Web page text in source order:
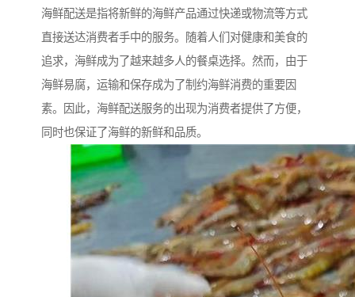
海鲜配送是指将新鲜的海鲜产品通过快递或物流等方式
直接送达消费者手中的服务。随着人们对健康和美食的
追求，海鲜成为了越来越多人的餐桌选择。然而，由于
海鲜易腐，运输和保存成为了制约海鲜消费的重要因
素。因此，海鲜配送服务的出现为消费者提供了方便，
同时也保证了海鲜的新鲜和品质。